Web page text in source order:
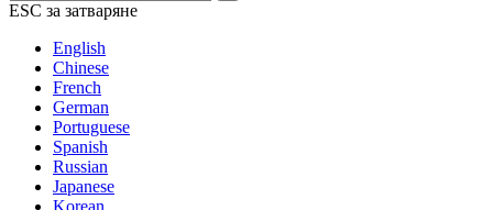
ESC за затваряне
English
Chinese
French
German
Portuguese
Spanish
Russian
Japanese